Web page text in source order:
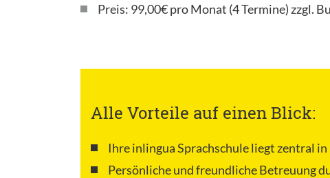
Preis: 99,00€ pro Monat (4 Termine) zzgl.
Alle Vorteile auf einen Blick:
Ihre inlingua Sprachschule liegt zentral
Persönliche und freundliche Betreuung